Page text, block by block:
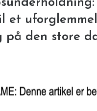
et
på den store